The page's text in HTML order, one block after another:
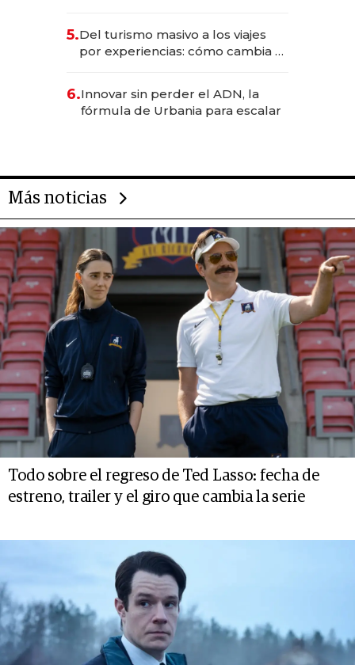
transformadoras
5.Del turismo masivo a los viajes
por experiencias: cómo cambia el
6.Innovar sin perder el ADN, la
fórmula de Urbania para escalar
Más noticias
Todo sobre el regreso de Ted Lasso: fecha de
estreno, trailer y el giro que cambia la serie